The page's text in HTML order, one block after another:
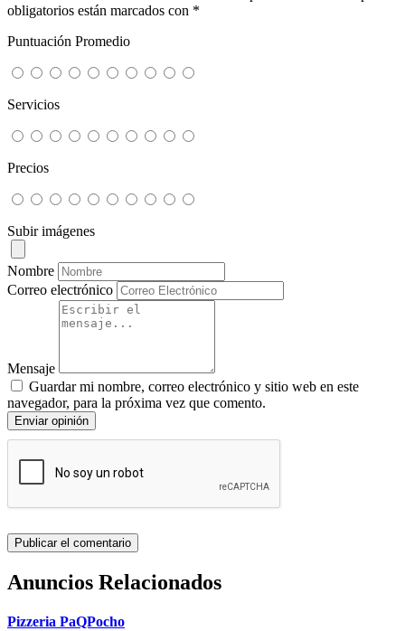
obligatorios están marcados con *
Puntuación Promedio
Servicios
Precios
Subir imágenes
Nombre
Correo electrónico
Mensaje
Guardar mi nombre, correo electrónico y sitio web en este
navegador, para la próxima vez que comento.
Enviar opinión
Anuncios Relacionados
Pizzeria PaQPocho